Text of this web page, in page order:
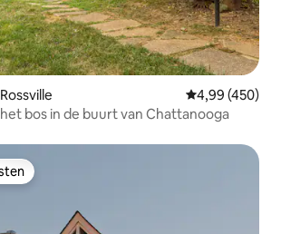
Gemiddelde
4,99 (450)
bos in de buurt van Chattanooga